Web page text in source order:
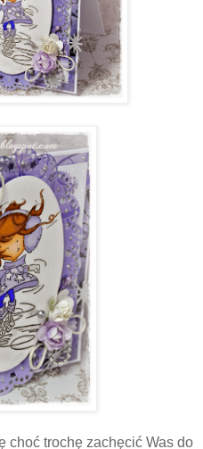
choć trochę zachęcić Was do